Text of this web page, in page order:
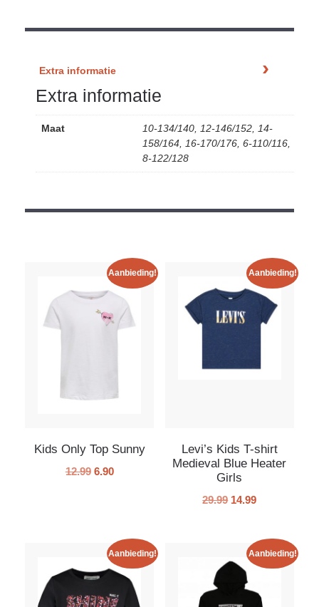
Extra informatie
Extra informatie
Maat
10-134/140, 12-146/152, 14-
158/164, 16-170/176, 6-110/116,
8-122/128
Aanbieding!
Kids Only Top Sunny
12.99 6.90
Aanbieding!
Levi’s Kids T-shirt
Medieval Blue Heater
Girls
29.99 14.99
Aanbieding! Aanbieding!